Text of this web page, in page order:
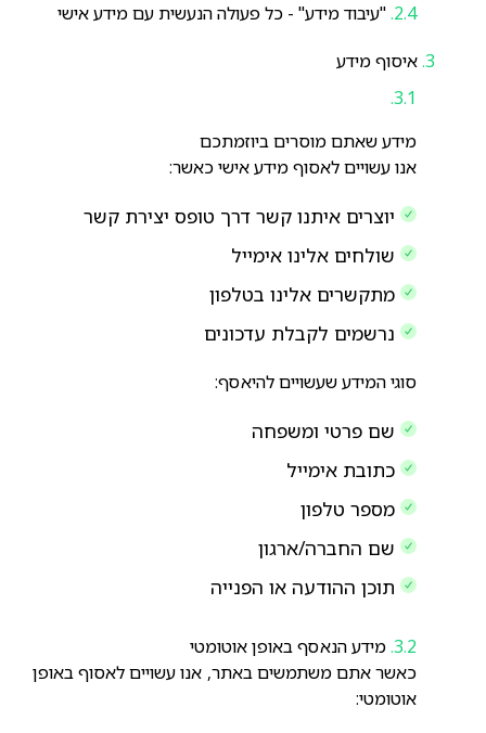
"עיבוד מידע" - כל פעולה הנעשית עם מידע אישי
איסוף מידע
מידע שאתם מוסרים ביוזמתכם
אנו עשויים לאסוף מידע אישי כאשר:
יוצרים איתנו קשר דרך טופס יצירת קשר
שולחים אלינו אימייל
מתקשרים אלינו בטלפון
נרשמים לקבלת עדכונים
סוגי המידע שעשויים להיאסף:
שם פרטי ומשפחה
כתובת אימייל
מספר טלפון
שם החברה/ארגון
תוכן ההודעה או הפנייה
מידע הנאסף באופן אוטומטי
כאשר אתם משתמשים באתר, אנו עשויים לאסוף באופן
אוטומטי: